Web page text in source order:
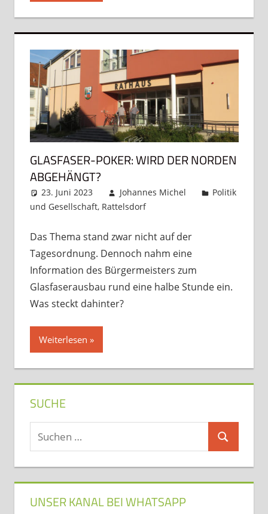
GLASFASER-POKER: WIRD DER NORDEN
ABGEHÄNGT?
23. Juni 2023 Johannes Michel
Politik
und Gesellschaft, Rattelsdorf
Das Thema stand zwar nicht auf der
Tagesordnung. Dennoch nahm eine
Information des Bürgermeisters zum
Glasfaserausbau rund eine halbe Stunde ein.
Was steckt dahinter?
Weiterlesen
SUCHE
Suchen
nach:
Suchen
UNSER KANAL BEI WHATSAPP